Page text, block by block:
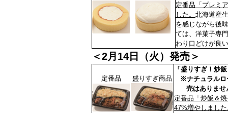
定番品「プレミ
した。 北海道産
を感じながら後
ては、洋菓子専
わり口どけが良
＜2月14日（火）発売＞
定番品 盛りすぎ商品
「盛りすぎ！炒
※ナチュラルロ
売はありませ
定番品「炒飯＆
47%増やしまし